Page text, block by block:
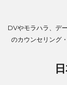
DVやモラハラ、デ
のカウンセリング